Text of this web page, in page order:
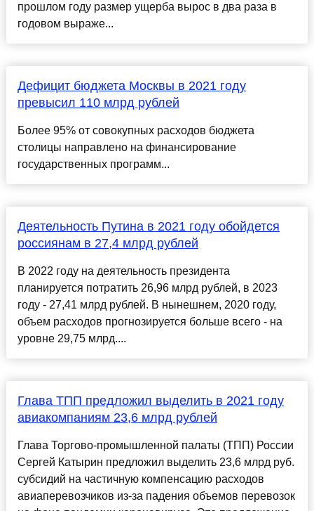
прошлом году размер ущерба вырос в два раза в
годовом выраже...
Дефицит бюджета Москвы в 2021 году
превысил 110 млрд рублей
Более 95% от совокупных расходов бюджета
столицы направлено на финансирование
государственных программ...
Деятельность Путина в 2021 году обойдется
россиянам в 27,4 млрд рублей
В 2022 году на деятельность президента
планируется потратить 26,96 млрд рублей, в 2023
году - 27,41 млрд рублей. В нынешнем, 2020 году,
объем расходов прогнозируется больше всего - на
уровне 29,75 млрд....
Глава ТПП предложил выделить в 2021 году
авиакомпаниям 23,6 млрд рублей
Глава Торгово-промышленной палаты (ТПП) России
Сергей Катырин предложил выделить 23,6 млрд руб.
субсидий на частичную компенсацию расходов
авиаперевозчиков из-за падения объемов перевозок